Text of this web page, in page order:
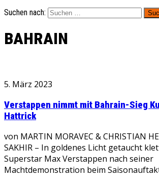
Suchen nach:
BAHRAIN
5. März 2023
Verstappen nimmt mit Bahrain-Sieg
Hattrick
von MARTIN MORAVEC & CHRISTIAN
SAKHIR – In goldenes Licht getaucht
Superstar Max Verstappen nach seiner
Machtdemonstration beim